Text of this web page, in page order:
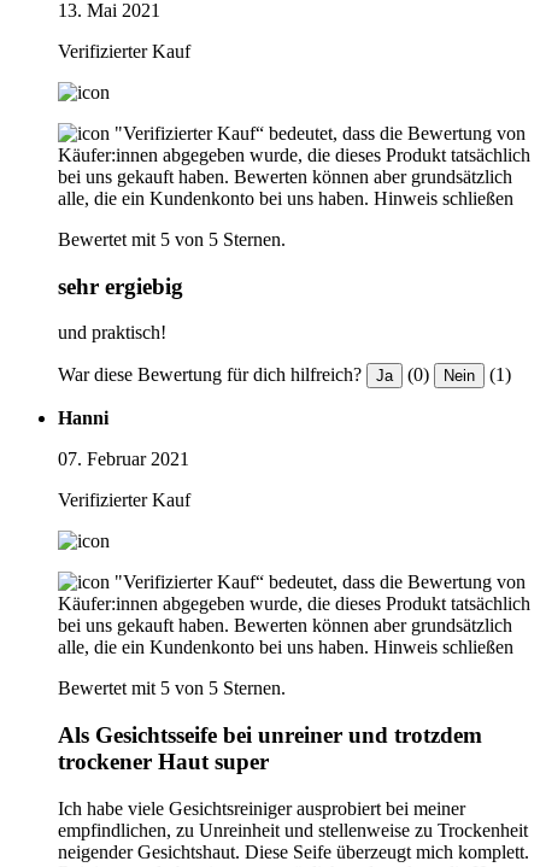
13. Mai 2021
Verifizierter Kauf
"Verifizierter Kauf“ bedeutet, dass die Bewertung von
Käufer:innen abgegeben wurde, die dieses Produkt tatsächlich
bei uns gekauft haben. Bewerten können aber grundsätzlich
alle, die ein Kundenkonto bei uns haben. Hinweis schließen
Bewertet mit 5 von 5 Sternen.
sehr ergiebig
und praktisch!
War diese Bewertung für dich hilfreich? Ja (0) Nein (1)
Hanni
07. Februar 2021
Verifizierter Kauf
"Verifizierter Kauf“ bedeutet, dass die Bewertung von
Käufer:innen abgegeben wurde, die dieses Produkt tatsächlich
bei uns gekauft haben. Bewerten können aber grundsätzlich
alle, die ein Kundenkonto bei uns haben. Hinweis schließen
Bewertet mit 5 von 5 Sternen.
Als Gesichtsseife bei unreiner und trotzdem
trockener Haut super
Ich habe viele Gesichtsreiniger ausprobiert bei meiner
empfindlichen, zu Unreinheit und stellenweise zu Trockenheit
neigender Gesichtshaut. Diese Seife überzeugt mich komplett.